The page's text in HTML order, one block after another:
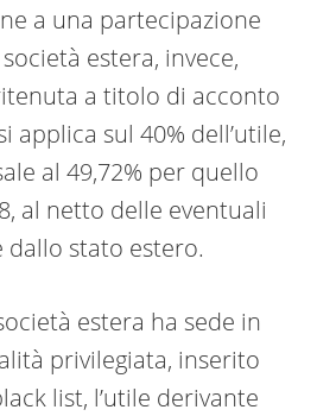
a una partecipazione
estera, invece,
a titolo di acconto
applica sul 40% dell’utile,
al 49,72% per quello
al netto delle eventuali
stato estero.
estera ha sede in
privilegiata, inserito
list, l’utile derivante